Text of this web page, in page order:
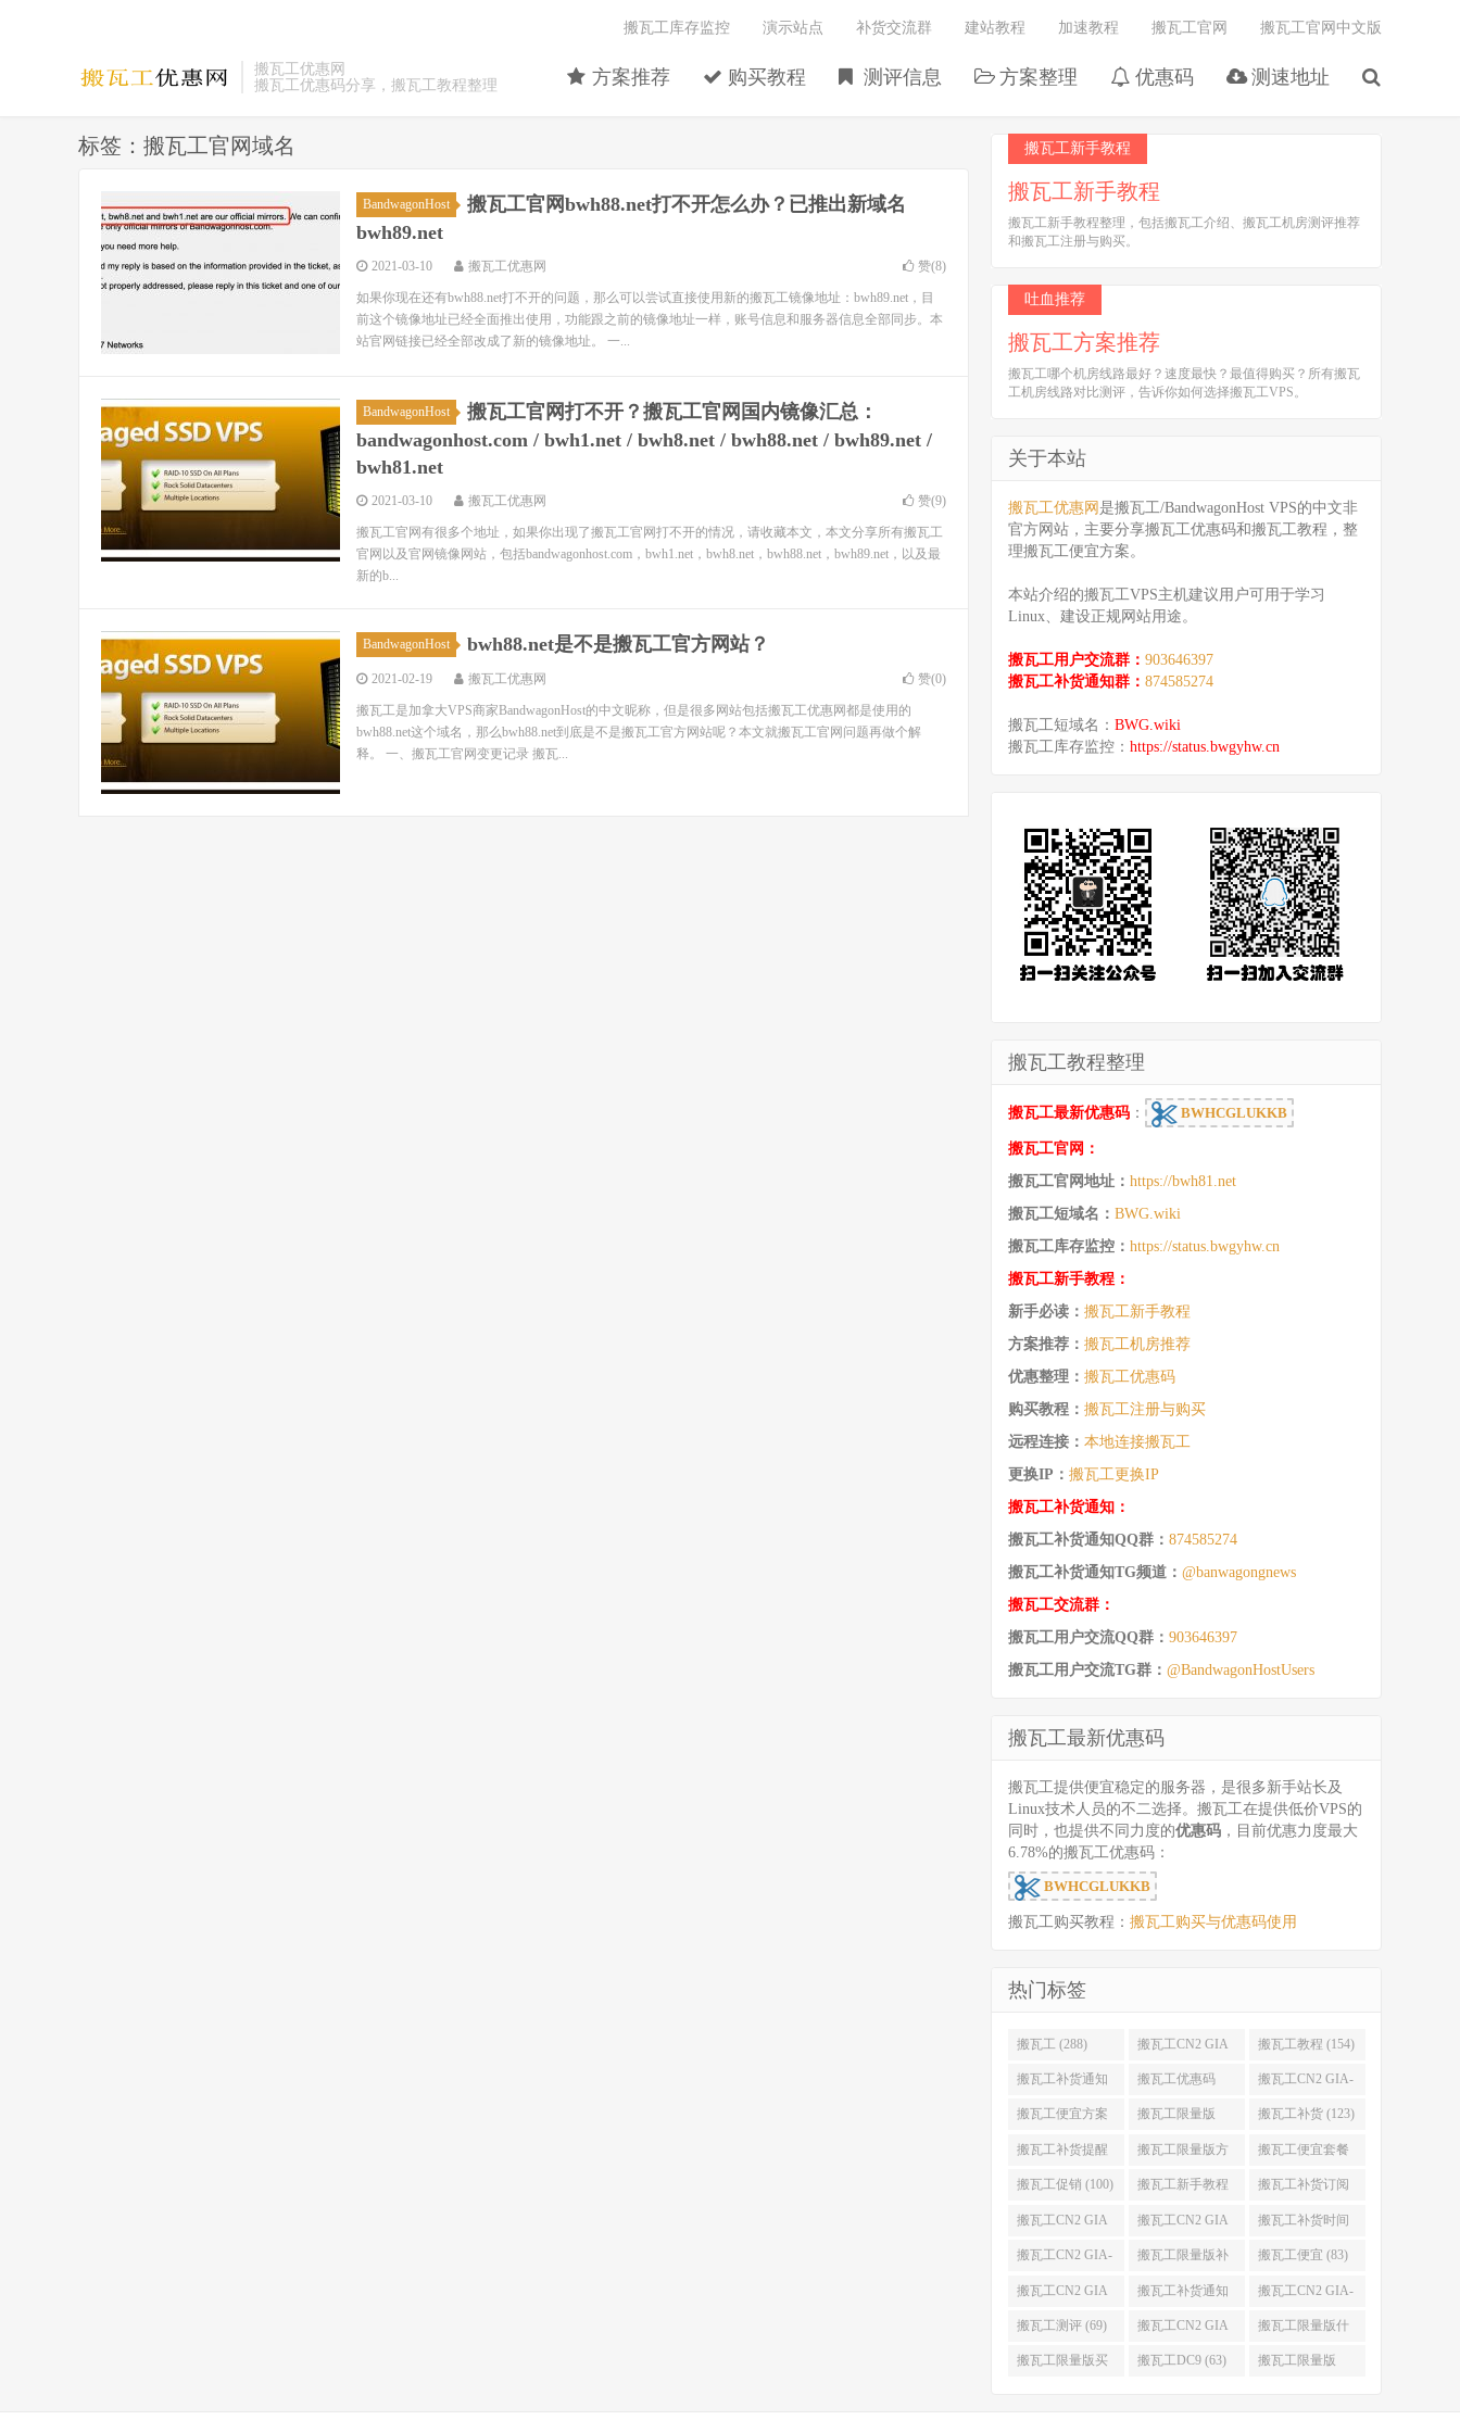
搬瓦工优惠网
搬瓦工优惠码分享，搬瓦工教程整理
方案推荐 购买教程 测评信息 方案整理 优惠码 测速地址
搬瓦工库存监控 演示站点 补货交流群 建站教程 加速教程 搬瓦工官网 搬瓦工官网中文版
标签：搬瓦工官网域名
BandwagonHost
搬瓦工官网bwh88.net打不开怎么办？已推出新域名
bwh89.net
2021-03-10 搬瓦工优惠网 赞(8)
如果你现在还有bwh88.net打不开的问题，那么可以尝试直接使用新的搬瓦工镜像地址：bwh89.net，目
前这个镜像地址已经全面推出使用，功能跟之前的镜像地址一样，账号信息和服务器信息全部同步。本
站官网链接已经全部改成了新的镜像地址。 一...
BandwagonHost
搬瓦工官网打不开？搬瓦工官网国内镜像汇总：
bandwagonhost.com / bwh1.net / bwh8.net / bwh88.net / bwh89.net /
bwh81.net
2021-03-10 搬瓦工优惠网 赞(9)
搬瓦工官网有很多个地址，如果你出现了搬瓦工官网打不开的情况，请收藏本文，本文分享所有搬瓦工
官网以及官网镜像网站，包括bandwagonhost.com，bwh1.net，bwh8.net，bwh88.net，bwh89.net，以及最
新的b...
BandwagonHost bwh88.net是不是搬瓦工官方网站？
2021-02-19 搬瓦工优惠网 赞(0)
搬瓦工是加拿大VPS商家BandwagonHost的中文昵称，但是很多网站包括搬瓦工优惠网都是使用的
bwh88.net这个域名，那么bwh88.net到底是不是搬瓦工官方网站呢？本文就搬瓦工官网问题再做个解
释。 一、搬瓦工官网变更记录 搬瓦...
搬瓦工新手教程
搬瓦工新手教程
搬瓦工新手教程整理，包括搬瓦工介绍、搬瓦工机房测评推荐
和搬瓦工注册与购买。
吐血推荐
搬瓦工方案推荐
搬瓦工哪个机房线路最好？速度最快？最值得购买？所有搬瓦
工机房线路对比测评，告诉你如何选择搬瓦工VPS。
关于本站
搬瓦工优惠网 是搬瓦工/BandwagonHost VPS的中文非
官方网站，主要分享搬瓦工优惠码和搬瓦工教程，整
理搬瓦工便宜方案。
本站介绍的搬瓦工VPS主机建议用户可用于学习
Linux、建设正规网站用途。
搬瓦工用户交流群： 903646397
搬瓦工补货通知群： 874585274
搬瓦工短域名： BWG.wiki
搬瓦工库存监控： https://status.bwgyhw.cn
搬瓦工教程整理
搬瓦工最新优惠码 ： BWHCGLUKKB
搬瓦工官网：
搬瓦工官网地址： https://bwh81.net
搬瓦工短域名： BWG.wiki
搬瓦工库存监控： https://status.bwgyhw.cn
搬瓦工新手教程：
新手必读： 搬瓦工新手教程
方案推荐： 搬瓦工机房推荐
优惠整理： 搬瓦工优惠码
购买教程： 搬瓦工注册与购买
远程连接： 本地连接搬瓦工
更换IP： 搬瓦工更换IP
搬瓦工补货通知：
搬瓦工补货通知QQ群： 874585274
搬瓦工补货通知TG频道： @banwagongnews
搬瓦工交流群：
搬瓦工用户交流QQ群： 903646397
搬瓦工用户交流TG群： @BandwagonHostUsers
搬瓦工最新优惠码
搬瓦工提供便宜稳定的服务器，是很多新手站长及
Linux技术人员的不二选择。搬瓦工在提供低价VPS的
同时，也提供不同力度的优惠码 ，目前优惠力度最大
6.78%的搬瓦工优惠码：
BWHCGLUKKB
搬瓦工购买教程： 搬瓦工购买与优惠码使用
热门标签
搬瓦工 (288) 搬瓦工CN2 GIA
(176)
搬瓦工教程 (154)
搬瓦工补货通知
(132)
搬瓦工优惠码
(131)
搬瓦工CN2 GIA-
E (130)
搬瓦工便宜方案
(128)
搬瓦工限量版
(126)
搬瓦工补货 (123)
搬瓦工补货提醒
(106)
搬瓦工限量版方
案 (106)
搬瓦工便宜套餐
(103)
搬瓦工促销 (100) 搬瓦工新手教程
(98)
搬瓦工补货订阅
(98)
搬瓦工CN2 GIA
便宜方案 (92)
搬瓦工CN2 GIA
限量版 (90)
搬瓦工补货时间
(89)
搬瓦工CN2 GIA-
E限量版 (84)
搬瓦工限量版补
货 (84)
搬瓦工便宜 (83)
搬瓦工CN2 GIA
优惠 (82)
搬瓦工补货通知
QQ群 (76)
搬瓦工CN2 GIA-
E便宜套餐 (76)
搬瓦工测评 (69) 搬瓦工CN2 GIA
限量版补货 (67)
搬瓦工限量版什
么时候补货 (67)
搬瓦工限量版买 搬瓦工DC9 (63) 搬瓦工限量版